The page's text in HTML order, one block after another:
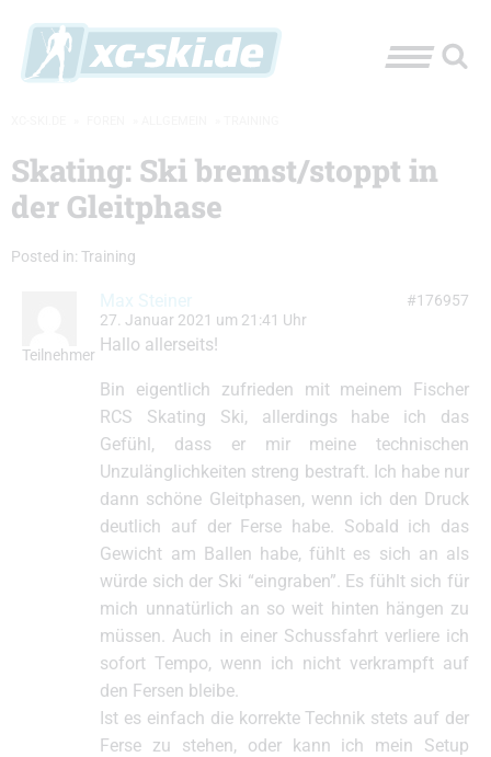
Skating: Ski bremst/stoppt in
der Gleitphase
Posted in: Training
Teilnehmer
Max Steiner
27. Januar 2021 um 21:41 Uhr
#176957
Hallo allerseits!
Bin eigentlich zufrieden mit meinem Fischer
RCS Skating Ski, allerdings habe ich das
Gefühl, dass er mir meine technischen
Unzulänglichkeiten streng bestraft. Ich habe nur
dann schöne Gleitphasen, wenn ich den Druck
deutlich auf der Ferse habe. Sobald ich das
Gewicht am Ballen habe, fühlt es sich an als
würde sich der Ski “eingraben”. Es fühlt sich für
mich unnatürlich an so weit hinten hängen zu
müssen. Auch in einer Schussfahrt verliere ich
sofort Tempo, wenn ich nicht verkrampft auf
den Fersen bleibe.
Ist es einfach die korrekte Technik stets auf der
Ferse zu stehen, oder kann ich mein Setup